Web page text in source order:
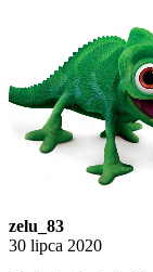
zelu_83
30 lipca 2020